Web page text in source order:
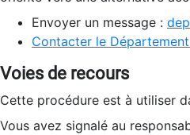
Envoyer un message :
Contacter le
Voies de recours
Cette procédure est à utiliser
Vous avez signalé au